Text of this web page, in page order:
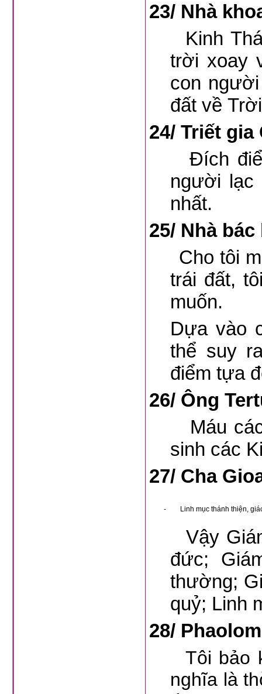
23/ Nhà
Kinh
trời xoay
con
đất về
24/ Triết gia
Đích
người lạc
nhất.
25/ Nhà
Cho tôi
trái đất,
muốn.
Dựa vào
thể suy
điểm tựa
26/ Ông
Máu các
sinh các
27/ Cha
- Linh mục thánh thiện,
Vậy Giám
đức;
thường;
quỷ; Linh
28/
Tôi bảo
nghĩa là